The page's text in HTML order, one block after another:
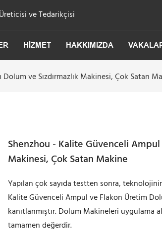
ve Tedarikçisi
HIZMET HAKKIMIZDA
ve Sızdırmazlık Makinesi, Çok Satan
Shenzhou - Kalite Güvenceli
Makinesi, Çok Satan Makine
Yapılan çok sayıda testten sonra,
Kalite Güvenceli Ampul ve Flakon Üretim
kanıtlanmıştır. Dolum Makineleri uygulama
tamamen değerdir.